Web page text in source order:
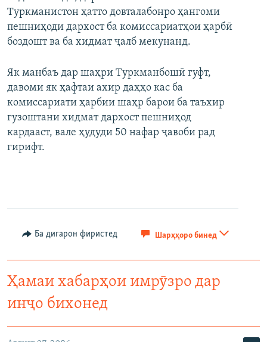
Туркманистон ҳатто довталабонро ҳангоми
пешниҳоди дархост ба комиссариатҳои ҳарбӣ
боздошт ва ба хидмат ҷалб мекунанд.
Як манбаъ дар шаҳри Туркманбошӣ гуфт,
давоми як ҳафтаи ахир даҳҳо кас ба
комиссариати ҳарбии шаҳр барои ба таъхир
гузоштани хидмат дархост пешниҳод
кардааст, вале ҳудуди 50 нафар ҷавоби рад
гирифт.
Ба дигарон фиристед Шарҳҳоро бинед
Ҳамаи хабарҳои имрӯзро дар
инҷо бихонед